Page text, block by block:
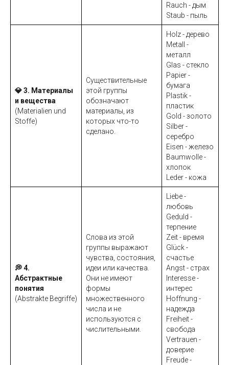
Rauch - дым
Staub - пыль
💎 3. Материалы
и вещества
(Materialien und
Stoffe)
Существительные
этой группы
обозначают
материалы, из
которых что-то
сделано.
Holz - дерево
Metall -
металл
Glas - стекло
Papier -
бумага
Plastik -
пластик
Gold - золото
Silber -
серебро
Eisen - железо
Baumwolle -
хлопок
Leder - кожа
💭 4.
Абстрактные
понятия
(Abstrakte Begriffe)
Слова из этой
группы выражают
чувства, состояния,
идеи или качества.
Они не имеют
формы
множественного
числа и не
используются с
числительными.
Liebe -
любовь
Geduld -
терпение
Zeit - время
Glück -
счастье
Angst - страх
Interesse -
интерес
Hoffnung -
надежда
Freiheit -
свобода
Vertrauen -
доверие
Freude -